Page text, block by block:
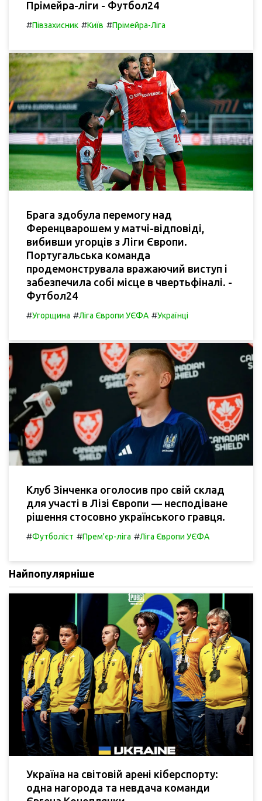
Прімейра-ліги - Футбол24
#Півзахисник #Київ #Прімейра-Ліга
Брага здобула перемогу над
Ференцварошем у матчі-відповіді,
вибивши угорців з Ліги Європи.
Португальська команда
продемонструвала вражаючий виступ і
забезпечила собі місце в чвертьфіналі. -
Футбол24
#Угорщина #Ліга Європи УЄФА #Українці
Клуб Зінченка оголосив про свій склад
для участі в Лізі Європи — несподіване
рішення стосовно українського гравця.
#Футболіст #Прем'єр-ліга #Ліга Європи УЄФА
Найпопулярніше
Україна на світовій арені кіберспорту:
одна нагорода та невдача команди